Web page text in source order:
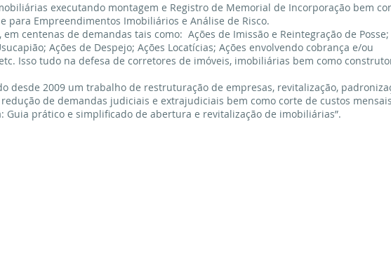
executando montagem e Registro de Memorial de Incorporação bem
para Empreendimentos Imobiliários e Análise de Risco.
centenas de demandas tais como: Ações de Imissão e Reintegração de Posse;
Ações de Despejo; Ações Locatícias; Ações envolvendo cobrança e/ou
Isso tudo na defesa de corretores de imóveis, imobiliárias bem como
desde 2009 um trabalho de restruturação de empresas, revitalização,
de demandas judiciais e extrajudiciais bem como corte de custos
Guia prático e simplificado de abertura e revitalização de imobiliárias”.